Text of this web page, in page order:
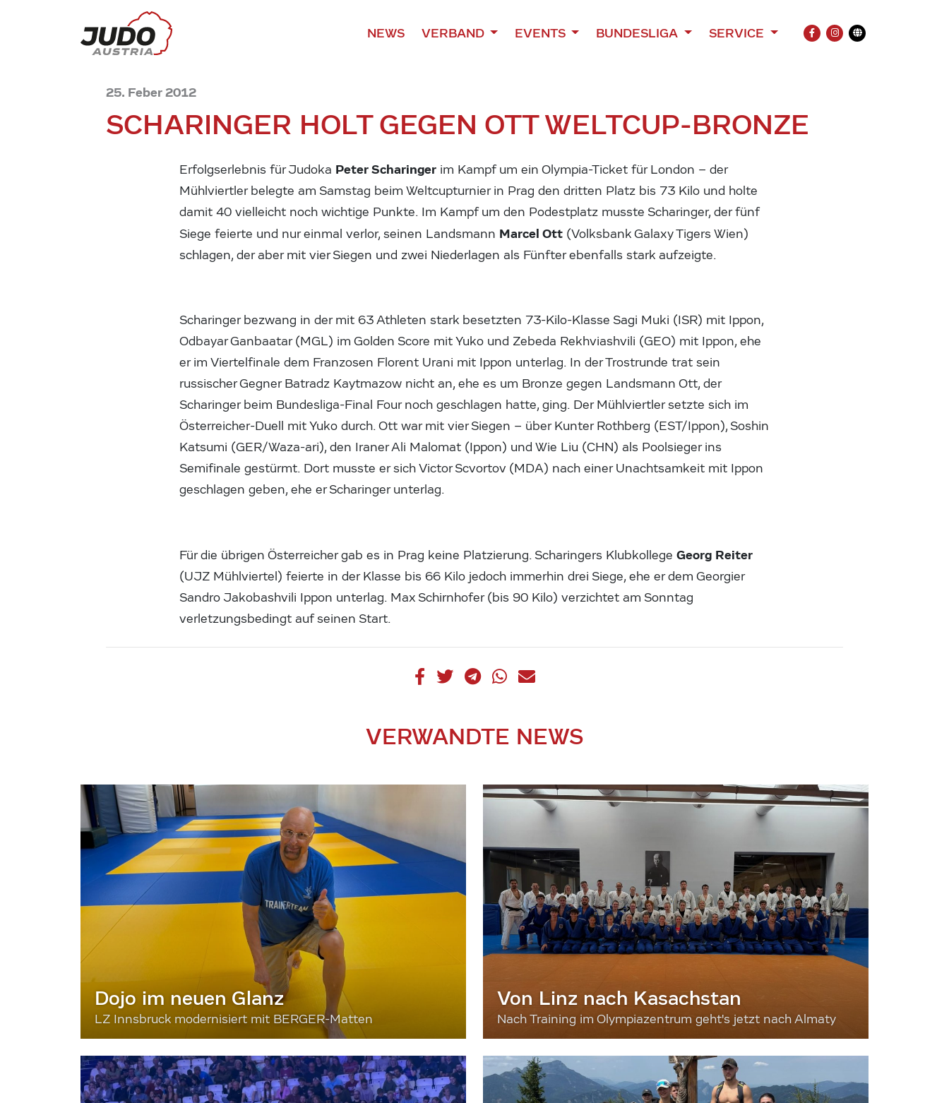
NEWS VERBAND EVENTS BUNDESLIGA SERVICE
FACEBOOK
INSTAGRAM
Übersetzung
25. Feber 2012
SCHARINGER HOLT GEGEN OTT WELTCUP-BRONZE
Erfolgserlebnis für Judoka Peter Scharinger im Kampf um ein Olympia-Ticket für London – der
Mühlviertler belegte am Samstag beim Weltcupturnier in Prag den dritten Platz bis 73 Kilo und holte
damit 40 vielleicht noch wichtige Punkte. Im Kampf um den Podestplatz musste Scharinger, der fünf
Siege feierte und nur einmal verlor, seinen Landsmann Marcel Ott (Volksbank Galaxy Tigers Wien)
schlagen, der aber mit vier Siegen und zwei Niederlagen als Fünfter ebenfalls stark aufzeigte.
Scharinger bezwang in der mit 63 Athleten stark besetzten 73-Kilo-Klasse Sagi Muki (ISR) mit Ippon,
Odbayar Ganbaatar (MGL) im Golden Score mit Yuko und Zebeda Rekhviashvili (GEO) mit Ippon, ehe
er im Viertelfinale dem Franzosen Florent Urani mit Ippon unterlag. In der Trostrunde trat sein
russischer Gegner Batradz Kaytmazow nicht an, ehe es um Bronze gegen Landsmann Ott, der
Scharinger beim Bundesliga-Final Four noch geschlagen hatte, ging. Der Mühlviertler setzte sich im
Österreicher-Duell mit Yuko durch. Ott war mit vier Siegen – über Kunter Rothberg (EST/Ippon), Soshin
Katsumi (GER/Waza-ari), den Iraner Ali Malomat (Ippon) und Wie Liu (CHN) als Poolsieger ins
Semifinale gestürmt. Dort musste er sich Victor Scvortov (MDA) nach einer Unachtsamkeit mit Ippon
geschlagen geben, ehe er Scharinger unterlag.
Für die übrigen Österreicher gab es in Prag keine Platzierung. Scharingers KlubkollegeGeorg Reiter
(UJZ Mühlviertel) feierte in der Klasse bis 66 Kilo jedoch immerhin drei Siege, ehe er dem Georgier
Sandro Jakobashvili Ippon unterlag. Max Schirnhofer (bis 90 Kilo) verzichtet am Sonntag
verletzungsbedingt auf seinen Start.
VERWANDTE NEWS
Dojo im neuen Glanz
LZ Innsbruck modernisiert mit BERGER-Matten
Von Linz nach Kasachstan
Nach Training im Olympiazentrum geht's jetzt nach Almaty